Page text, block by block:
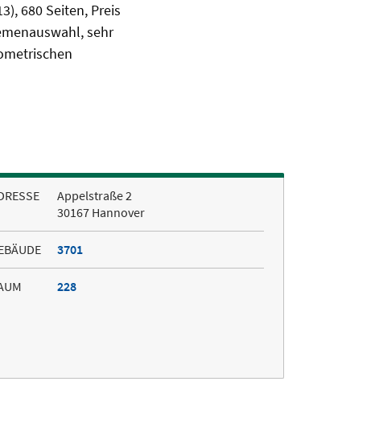
680 Seiten, Preis
sehr
Appelstraße 2
30167 Hannover
3701
228